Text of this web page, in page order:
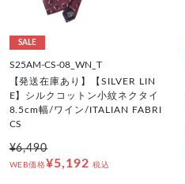
SALE
S25AM-CS-08_WN_T
【発送在庫あり】【SILVER LIN
E】シルクコットン小紋ネクタイ
8.5cm幅/ワイン/ITALIAN FABRI
CS
¥6,490
WEB価格¥5,192 税込